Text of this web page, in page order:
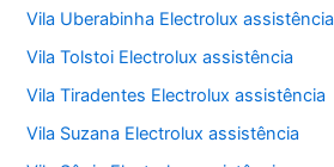
Vila Uberabinha Electrolux assistência
Vila Tolstoi Electrolux assistência
Vila Tiradentes Electrolux assistência
Vila Suzana Electrolux assistência